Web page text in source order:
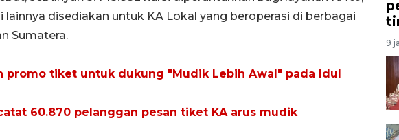
lainnya disediakan untuk KA Lokal yang beroperasi di berbagai
Sumatera.
promo tiket untuk dukung "Mudik Lebih Awal" pada Idul
60.870 pelanggan pesan tiket KA arus mudik
9